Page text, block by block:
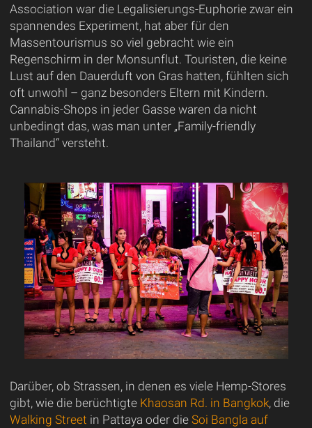
Association war die Legalisierungs-Euphorie zwar ein
spannendes Experiment, hat aber für den
Massentourismus so viel gebracht wie ein
Regenschirm in der Monsunflut. Touristen, die keine
Lust auf den Dauerduft von Gras hatten, fühlten sich
oft unwohl – ganz besonders Eltern mit Kindern.
Cannabis-Shops in jeder Gasse waren da nicht
unbedingt das, was man unter „Family-friendly
Thailand“ versteht.
Darüber, ob Strassen, in denen es viele Hemp-Stores
gibt, wie die berüchtigte Khaosan Rd. in Bangkok, die
Walking Street in Pattaya oder die Soi Bangla auf